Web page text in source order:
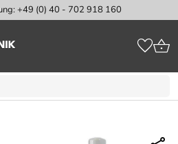
+49 (0) 40 - 702 918 160